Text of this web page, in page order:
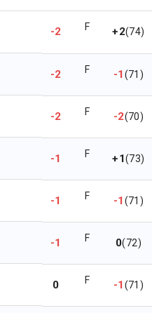
-2 F +2(74)
-2 F -1(71)
-2 F -2(70)
-1 F +1(73)
-1 F -1(71)
-1 F 0(72)
0 F -1(71)